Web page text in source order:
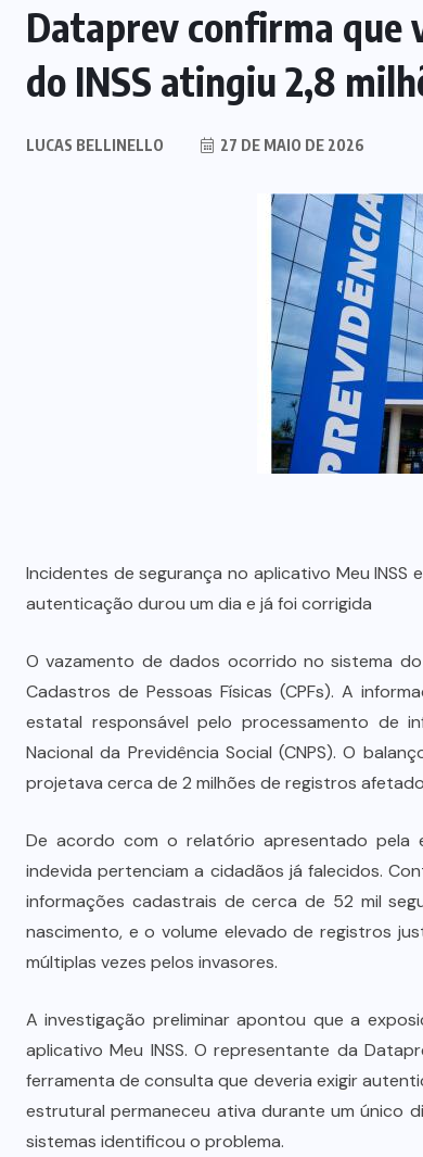
Dataprev confirma que
do INSS atingiu 2,8
LUCAS BELLINELLO 27 DE MAIO DE 2026
Incidentes de segurança no aplicativo Meu
autenticação durou um dia e já foi corrigida
O vazamento de dados ocorrido no sistema
Cadastros de Pessoas Físicas (CPFs). A
estatal responsável pelo processamento de
Nacional da Previdência Social (CNPS). O
projetava cerca de 2 milhões de registros
De acordo com o relatório apresentado pela
indevida pertenciam a cidadãos já falecidos.
informações cadastrais de cerca de 52 mil
nascimento, e o volume elevado de registros
múltiplas vezes pelos invasores.
A investigação preliminar apontou que a
aplicativo Meu INSS. O representante da
ferramenta de consulta que deveria exigir
estrutural permaneceu ativa durante um único
sistemas identificou o problema.